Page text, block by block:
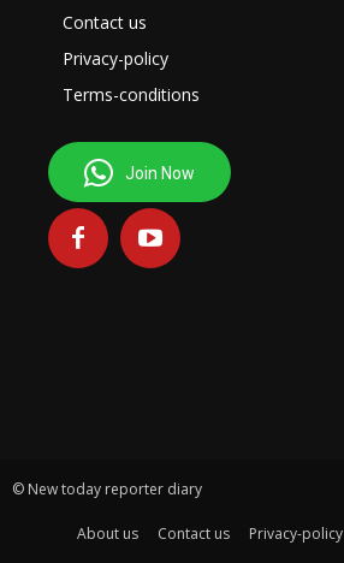
Contact us
Privacy-policy
Terms-conditions
Join Now
© New today reporter diary
About us Contact us Privacy-policy